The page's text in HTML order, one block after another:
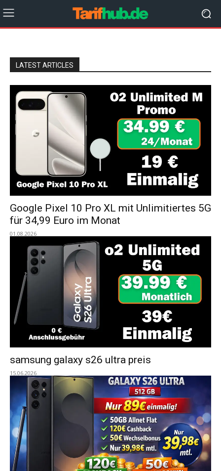
LATEST ARTICLES
Google Pixel 10 Pro XL mit Unlimitiertes 5G
für 34,99 Euro im Monat
01.08.2026
samsung galaxy s26 ultra preis
15.06.2026